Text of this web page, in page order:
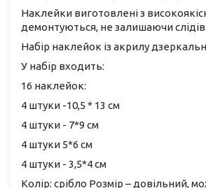
Наклейки виготовлені з
демонтуються, не залишаючи слідів.
Набір наклейок із акрилу
У набір входить:
16 наклейок:
4 штуки -10,5 * 13 см
4 штуки - 7*9 см
4 штуки 5*6 см
4 штуки - 3,5*4 см
Колір: срібло Розмір – довільний,